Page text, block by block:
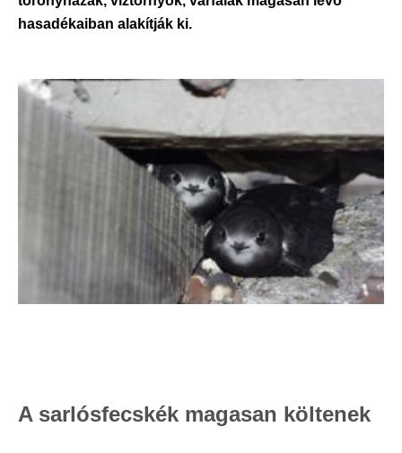
hasadékaiban alakítják ki.
A sarlósfecskék magasan költenek